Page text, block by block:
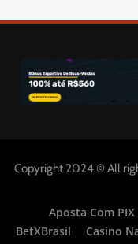
Copyright 2024 © All
Aposta Com PIX
BetXBrasil
Casino